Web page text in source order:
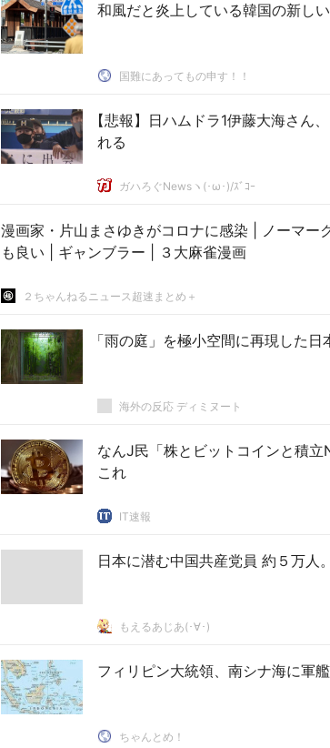
和風だと炎上している韓国の新し
国難にあってもの申す！！
【悲報】日ハムドラ1伊藤大海さん
れる
ガハろぐNewsヽ(･ω･)/ｽﾞｺｰ
漫画家・片山まさゆきがコロナに感染 | ノーマーク爆牌党は麻雀漫画の最高傑作と言って
も良い | ギャンブラー | ３大麻雀漫画
２ちゃんねるニュース超速まとめ＋
「雨の庭」を極小空間に再現した
海外の反応 ディミヌート
なんJ民「株とビットコインと積
これ
IT速報
日本に潜む中国共産党員 約５万人
もえるあじあ(･∀･)
フィリピン大統領、南シナ海に軍
ちゃんとめ！